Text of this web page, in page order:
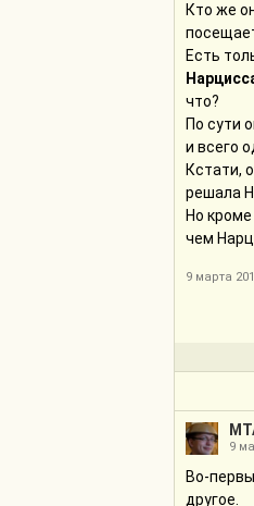
Кто же
Есть
что?
По сути
и всего
Кстати,
решала
Но
чем
9 марта
9
Во-
другое.